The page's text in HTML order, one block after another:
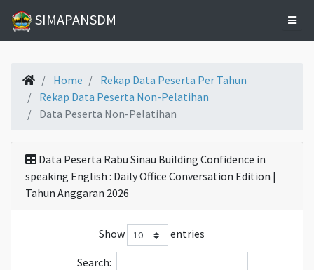
SIMAPANSDM
Data
Statistik
Kelulusan
Home
Rekap Data Peserta Per Tahun
Rekap Data Peserta Non-Pelatihan
Data Peserta Non-Pelatihan
Data Peserta Rabu Sinau Building Confidence in
speaking English : Daily Office Conversation Edition |
Tahun Anggaran 2026
Show entries
Search: